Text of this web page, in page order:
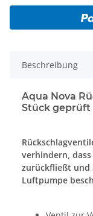
Beschreibung
Aqua Nova
Stück geprüft
verhindern,
zurückfließt und
Luftpumpe